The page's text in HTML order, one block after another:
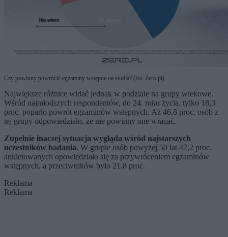
Czy powinny powrócić egzaminy wstępne na studia? (fot. Zero.pl)
Największe różnice widać jednak w podziale na grupy wiekowe.
Wśród najmłodszych respondentów, do 24. roku życia, tylko 18,3
proc. poparło powrót egzaminów wstępnych. Aż 46,8 proc. osób z
tej grupy odpowiedziało, że nie powinny one wracać.
Zupełnie inaczej sytuacja wygląda wśród najstarszych
uczestników badania. W grupie osób powyżej 50 lat 47,2 proc.
ankietowanych opowiedziało się za przywróceniem egzaminów
wstępnych, a przeciwników było 21,8 proc.
Reklama
Reklama